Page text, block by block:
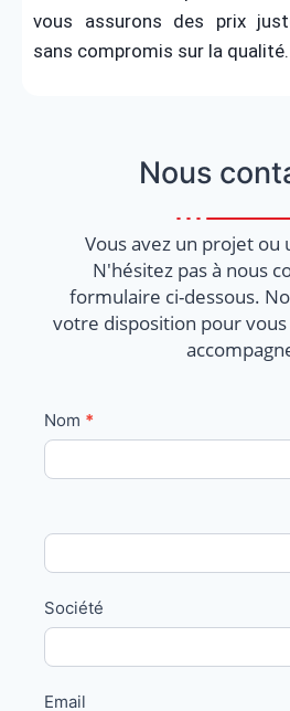
vous assurons des prix
sans compromis sur la qualité.
Nous
Vous avez un projet ou
N'hésitez pas à nous
formulaire ci-dessous.
votre disposition pour
Contact
Us
Nom *
Société
Email